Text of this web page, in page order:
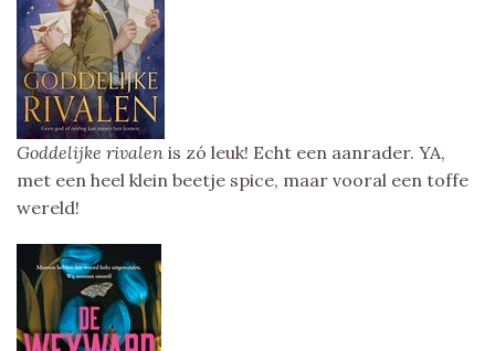
Goddelijke rivalen is zó leuk! Echt een aanrader. YA,
met een heel klein beetje spice, maar vooral een toffe
wereld!